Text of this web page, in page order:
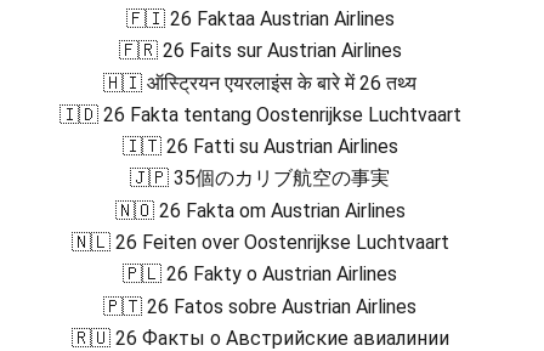
🇫🇮 26 Faktaa Austrian Airlines
🇫🇷 26 Faits sur Austrian Airlines
🇭🇮 ऑस्ट्रियन एयरलाइंस के बारे में 26 तथ्य
🇮🇩 26 Fakta tentang Oostenrijkse Luchtvaart
🇮🇹 26 Fatti su Austrian Airlines
🇯🇵 35個のカリブ航空の事実
🇳🇴 26 Fakta om Austrian Airlines
🇳🇱 26 Feiten over Oostenrijkse Luchtvaart
🇵🇱 26 Fakty o Austrian Airlines
🇵🇹 26 Fatos sobre Austrian Airlines
🇷🇺 26 Факты о Австрийские авиалинии